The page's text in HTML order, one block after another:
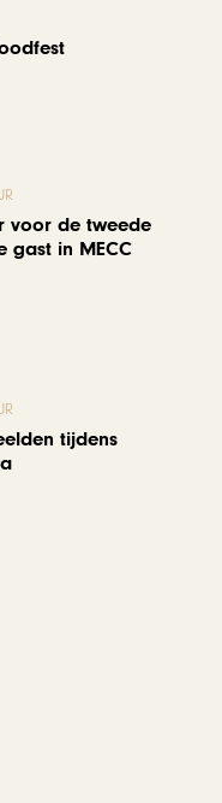
voor de tweede
gast in MECC
tijdens